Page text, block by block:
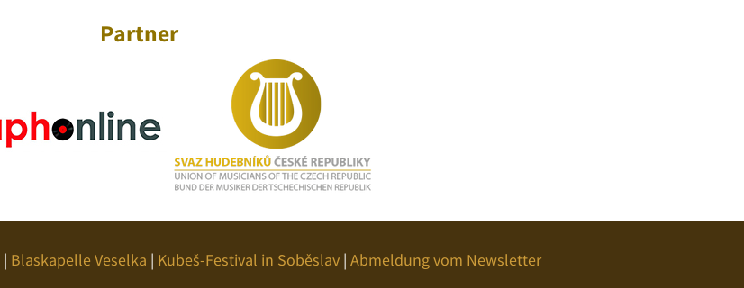
Partner
| Blaskapelle Veselka | Kubeš-Festival in Soběslav | Abmeldung vom Newsletter